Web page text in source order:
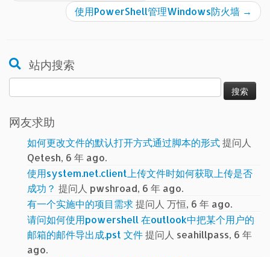
使用PowerShell管理Windows防火墙 →
站内搜索
索：
网友求助
如何更改文件的默认打开方式通过脚本的形式提问人
Qetesh, 6 年 ago.
使用system.net.client上传文件时如何获取上传是否
成功？ 提问人 pwshroad, 6 年 ago.
有一个实施中的项目需求提问人 万恒, 6 年 ago.
请问如何使用powershell 在outlook中把某个用户的
邮箱的邮件导出成.pst 文件提问人 seahillpass, 6 年
ago.